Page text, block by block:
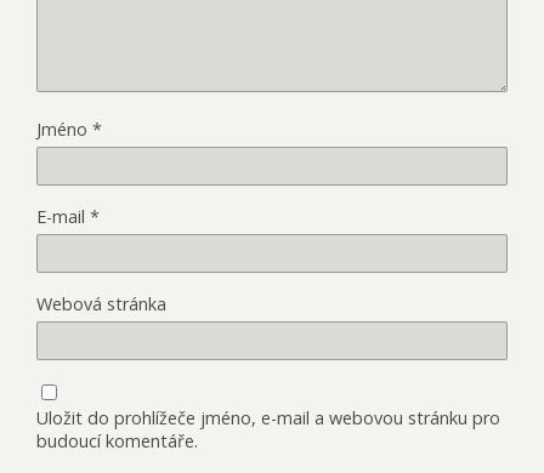
Jméno *
E-mail *
Webová stránka
Uložit do prohlížeče jméno, e-mail a webovou stránku pro
budoucí komentáře.